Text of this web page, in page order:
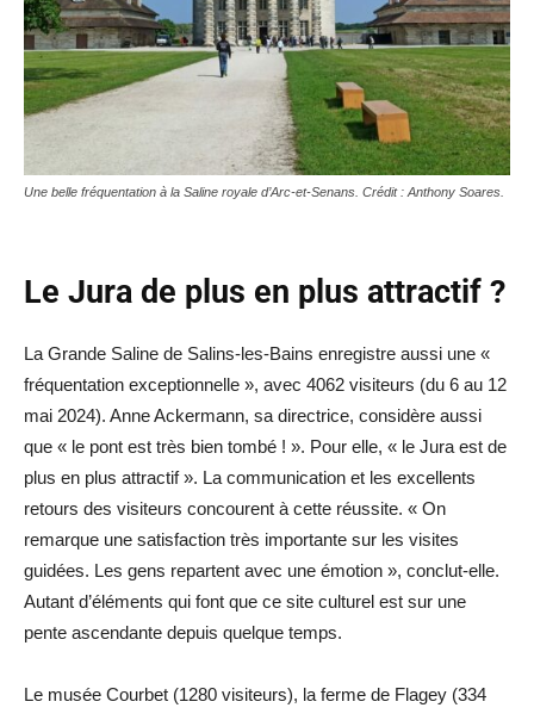
Une belle fréquentation à la Saline royale d’Arc-et-Senans. Crédit : Anthony Soares.
Le Jura de plus en plus attractif ?
La Grande Saline de Salins-les-Bains enregistre aussi une «
fréquentation exceptionnelle », avec 4062 visiteurs (du 6 au 12
mai 2024). Anne Ackermann, sa directrice, considère aussi
que « le pont est très bien tombé ! ». Pour elle, « le Jura est de
plus en plus attractif ». La communication et les excellents
retours des visiteurs concourent à cette réussite. « On
remarque une satisfaction très importante sur les visites
guidées. Les gens repartent avec une émotion », conclut-elle.
Autant d’éléments qui font que ce site culturel est sur une
pente ascendante depuis quelque temps.
Le musée Courbet (1280 visiteurs), la ferme de Flagey (334